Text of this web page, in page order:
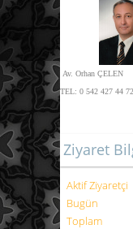
Av. Orhan ÇELEN
TEL: 0 542 427 44 72
Ziyaret
Aktif Ziyaretçi
Bugün
Toplam